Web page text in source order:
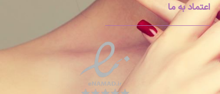
اعتماد به ما